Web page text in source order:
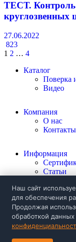
ТЕСТ. Контроль
круглозвенных
27.06.2022
823
Навигация
по
записям
1 2 … 4
Каталог
Поверка
Видео
Компания
О нас
Контакты
Информация
Статьи
+998 92 024 03 57
Заказать звонок
mail@mashproject.uz
ул. Нукус 85а,
г. Ташкент,
Наш сайт
для обеспечения
Продолжая
обработкой